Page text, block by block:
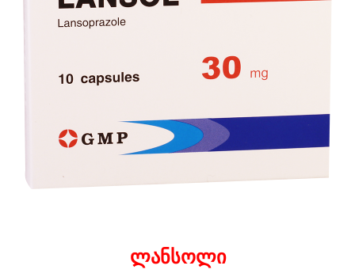
ლანსოლი